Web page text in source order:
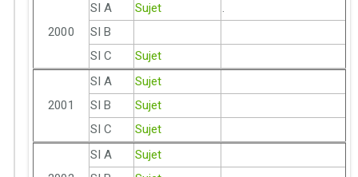
2000
SI A Sujet
.
SI B
SI C
Sujet
2001
SI A
Sujet
SI B
Sujet
SI C
Sujet
SI A
Sujet